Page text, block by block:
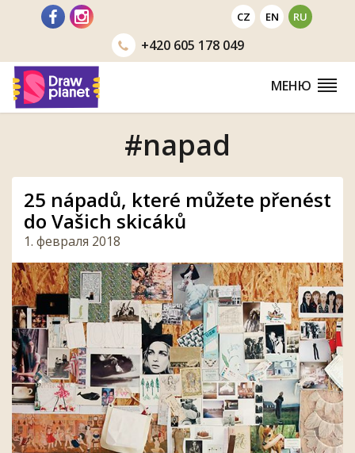
Перейти CZ EN RU
+420605 178 049
МЕНЮ
#napad
25 nápadů, které můžete přenést
do Vašich skicáků
1. февраля 2018